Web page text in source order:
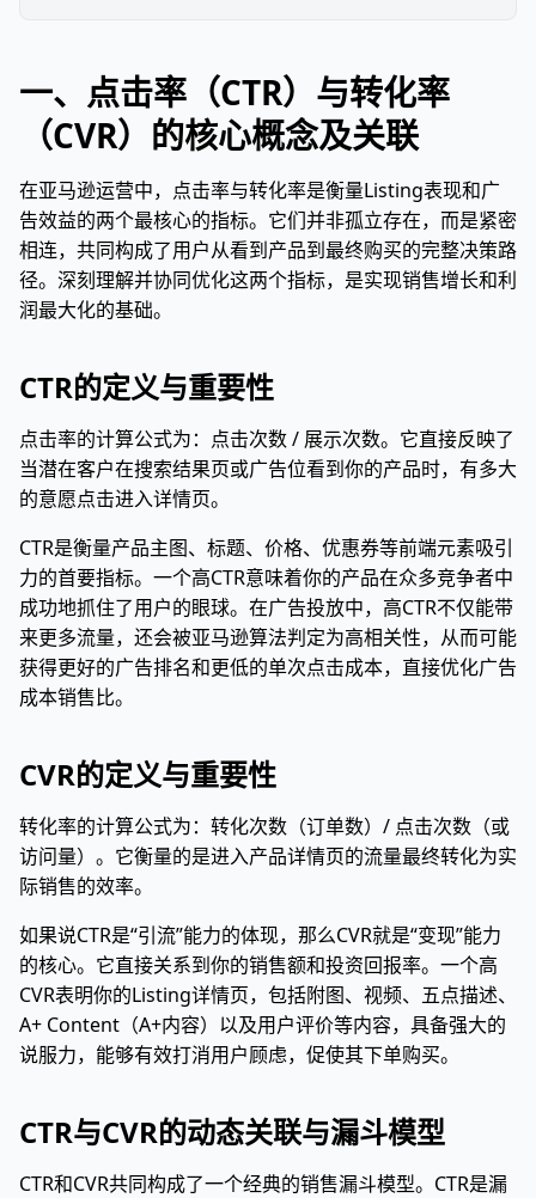
一、点击率（CTR）与转化率
（CVR）的核心概念及关联
在亚马逊运营中，点击率与转化率是衡量Listing表现和广
告效益的两个最核心的指标。它们并非孤立存在，而是紧密
相连，共同构成了用户从看到产品到最终购买的完整决策路
径。深刻理解并协同优化这两个指标，是实现销售增长和利
润最大化的基础。
CTR的定义与重要性
点击率的计算公式为：点击次数 / 展示次数。它直接反映了
当潜在客户在搜索结果页或广告位看到你的产品时，有多大
的意愿点击进入详情页。
CTR是衡量产品主图、标题、价格、优惠券等前端元素吸引
力的首要指标。一个高CTR意味着你的产品在众多竞争者中
成功地抓住了用户的眼球。在广告投放中，高CTR不仅能带
来更多流量，还会被亚马逊算法判定为高相关性，从而可能
获得更好的广告排名和更低的单次点击成本，直接优化广告
成本销售比。
CVR的定义与重要性
转化率的计算公式为：转化次数（订单数）/ 点击次数（或
访问量）。它衡量的是进入产品详情页的流量最终转化为实
际销售的效率。
如果说CTR是“引流”能力的体现，那么CVR就是“变现”能力
的核心。它直接关系到你的销售额和投资回报率。一个高
CVR表明你的Listing详情页，包括附图、视频、五点描述、
A+ Content（A+内容）以及用户评价等内容，具备强大的
说服力，能够有效打消用户顾虑，促使其下单购买。
CTR与CVR的动态关联与漏斗模型
CTR和CVR共同构成了一个经典的销售漏斗模型。CTR是漏